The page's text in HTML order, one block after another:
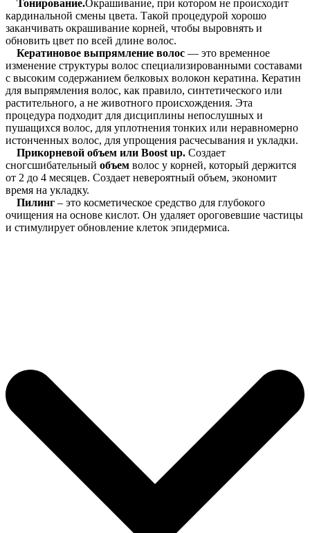
Тонирование.Окрашивание, при котором не происходит
кардинальной смены цвета. Такой процедурой хорошо
заканчивать окрашивание корней, чтобы выровнять и
обновить цвет по всей длине волос.
Кератиновое выпрямление волос — это временное
изменение структуры волос специализированными составами
с высоким содержанием белковых волокон кератина. Кератин
для выпрямления волос, как правило, синтетического или
растительного, а не животного происхождения. Эта
процедура подходит для дисциплины непослушных и
пушащихся волос, для уплотнения тонких или неравномерно
истонченных волос, для упрощения расчесывания и укладки.
Прикорневой объем или Boost up. Создает
сногсшибательный объем волос у корней, который держится
от 2 до 4 месяцев. Создает невероятный объем, экономит
время на укладку.
Пилинг – это косметическое средство для глубокого
очищения на основе кислот. Он удаляет ороговевшие частицы
и стимулирует обновление клеток эпидермиса.